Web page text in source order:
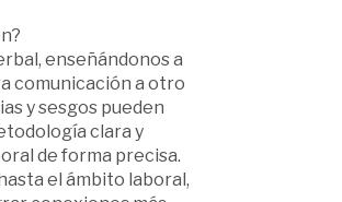
enseñándonos a
comunicación a otro
y sesgos pueden
clara y
de forma precisa.
el ámbito laboral,